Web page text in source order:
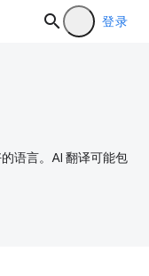
登录
语言。AI 翻译可能包